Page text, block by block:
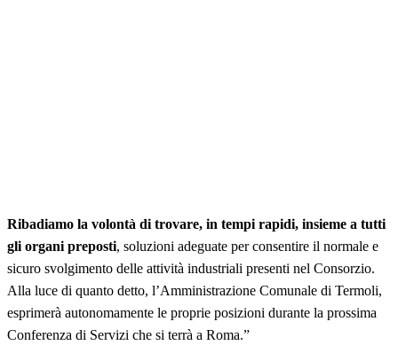
Ribadiamo la volontà di trovare, in tempi rapidi, insieme a tutti
gli organi preposti, soluzioni adeguate per consentire il normale e
sicuro svolgimento delle attività industriali presenti nel Consorzio.
Alla luce di quanto detto, l’Amministrazione Comunale di Termoli,
esprimerà autonomamente le proprie posizioni durante la prossima
Conferenza di Servizi che si terrà a Roma.”